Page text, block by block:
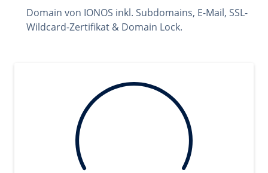
Domain von IONOS inkl. Subdomains, E-Mail, SSL-
Wildcard-Zertifikat & Domain Lock.